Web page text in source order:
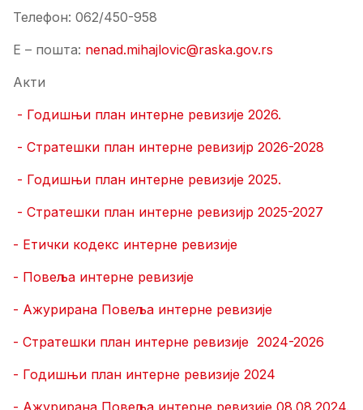
Телефон: 062/450-958
Е – пошта: nenad.mihajlovic@raska.gov.rs
Акти
- Годишњи план интерне ревизије 2026.
- Стратешки план интерне ревизијр 2026-2028
- Годишњи план интерне ревизије 2025.
- Стратешки план интерне ревизијр 2025-2027
- Етички кодекс интерне ревизије
- Повеља интерне ревизије
- Ажурирана Повеља интерне ревизије
- Стратешки план интерне ревизије 2024-2026
- Годишњи план интерне ревизије 2024
- Ажурирана Повеља интерне ревизије 08.08.2024.